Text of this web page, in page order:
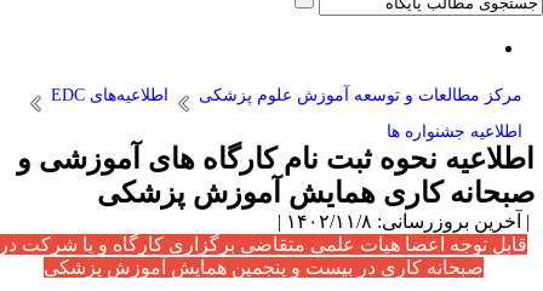
مرکز مطالعات و توسعه آموزش علوم پزشکی
اطلاعیه‌های EDC
اطلاعیه جشنواره ها
اطلاعیه نحوه ثبت نام کارگاه های آموزشی و
صبحانه کاری همایش آموزش پزشکی
| آخرین بروزرسانی: ۱۴۰۲/۱۱/۸ |
قابل توجه اعضا هیات علمی متقاضی برگزاری کارگاه و یا شرکت در
صبحانه کاری در بیست و پنجمین همایش آموزش پزشکی